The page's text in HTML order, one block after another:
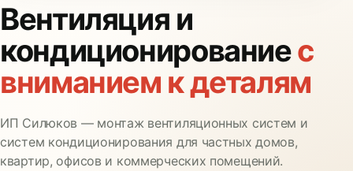
Вентиляция и
кондиционированиес
вниманием к деталям
ИП Силюков — монтаж вентиляционных систем и
систем кондиционирования для частных домов,
квартир, офисов и коммерческих помещений.